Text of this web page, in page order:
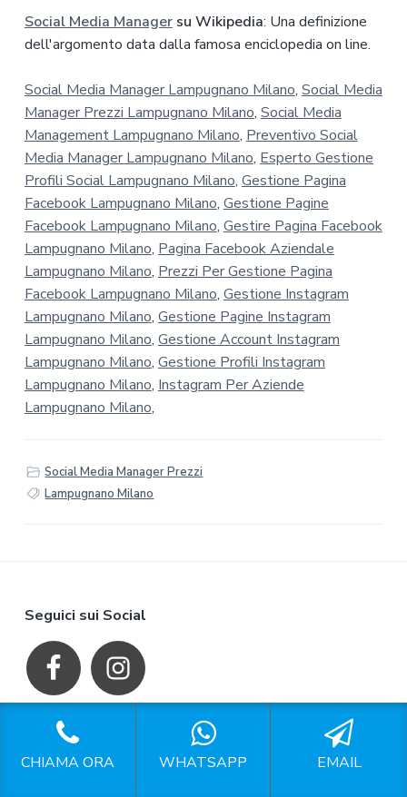
Social Media Managersu Wikipedia: Una definizione
dell'argomento data dalla famosa enciclopedia on line.
Social Media Manager Lampugnano Milano, Social Media
Manager Prezzi Lampugnano Milano, Social Media
Management Lampugnano Milano, Preventivo Social
Media Manager Lampugnano Milano, Esperto Gestione
Profili Social Lampugnano Milano, Gestione Pagina
Facebook Lampugnano Milano, Gestione Pagine
Facebook Lampugnano Milano, Gestire Pagina Facebook
Lampugnano Milano, Pagina Facebook Aziendale
Lampugnano Milano, Prezzi Per Gestione Pagina
Facebook Lampugnano Milano, Gestione Instagram
Lampugnano Milano, Gestione Pagine Instagram
Lampugnano Milano, Gestione Account Instagram
Lampugnano Milano, Gestione Profili Instagram
Lampugnano Milano, Instagram Per Aziende
Lampugnano Milano,
Social Media Manager Prezzi
Lampugnano Milano
Seguici sui Social
P.IVA: 15304681008
CHIAMA ORA WHATSAPP EMAIL